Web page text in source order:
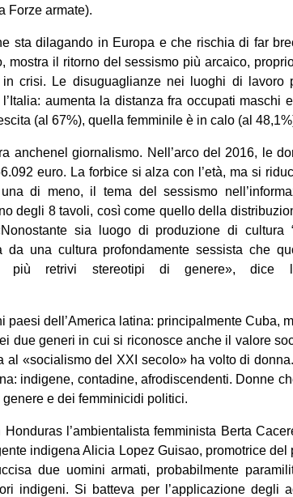
Forze armate).
sta dilagando in Europa e che rischia di far
mostra il ritorno del sessismo più arcaico,
crisi. Le disuguaglianze nei luoghi di lavoro
aumenta la distanza fra occupati maschi
(al 67%), quella femminile è in calo (al
anchenel giornalismo. Nell’arco del 2016, le
euro. La forbice si alza con l’età, ma si
di meno, il tema del sessismo
degli 8 tavoli, così come quello della
sia luogo di produzione di cultura
da una cultura profondamente sessista che
più retrivi stereotipi di genere», dice
paesi dell’America latina: principalmente Cuba,
due generi in cui si riconosce anche il valore
al «socialismo del XXI secolo» ha volto di
indigene, contadine, afrodiscendenti. Donne
e dei femminicidi politici.
l’ambientalista femminista Berta
indigena Alicia Lopez Guisao, promotrice del
due uomini armati, probabilmente
indigeni. Si batteva per l’applicazione degli